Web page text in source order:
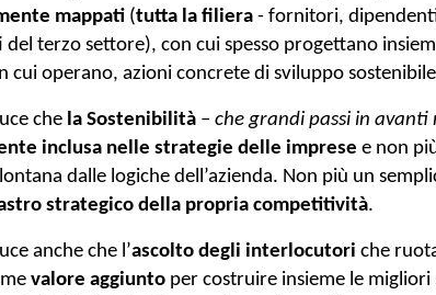
mappati (tutta la filiera - fornitori,
del terzo settore), con cui spesso progettano
cui operano, azioni concrete di sviluppo
che la Sostenibilità – che grandi passi in
inclusa nelle strategie delle imprese e non
dalle logiche dell’azienda. Non più un
strategico della propria competitività.
anche che l’ascolto degli interlocutori che
valore aggiunto per costruire insieme le migliori